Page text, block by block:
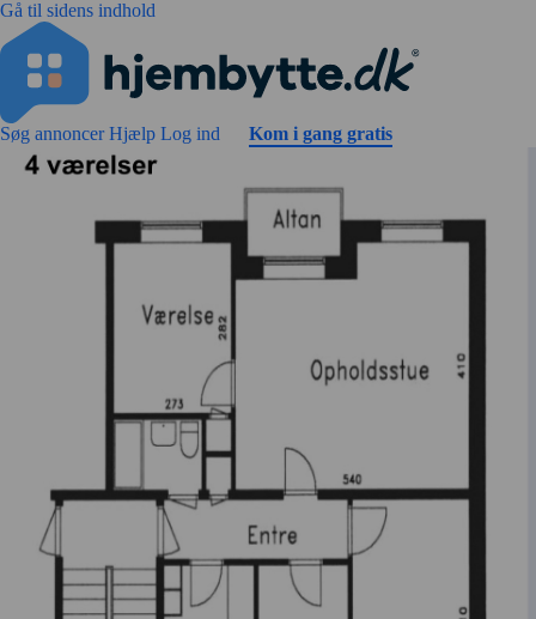
Gå til sidens indhold
Søg annoncerHjælp Log ind Kom i gang gratis